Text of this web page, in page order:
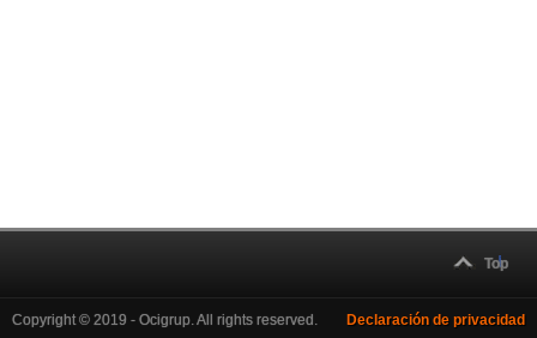
Top
Copyright © 2019 - Ocigrup. All rights reserved. Declaración de privacidad